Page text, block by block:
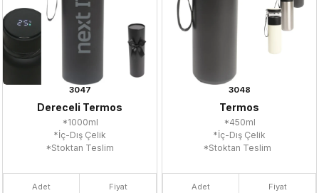
3047
Dereceli Termos
*1000ml
*İç-Dış Çelik
*Stoktan Teslim
Adet Fiyat
3048
Termos
*450ml
*İç-Dış Çelik
*Stoktan Teslim
Adet Fiyat